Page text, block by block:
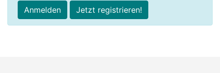
Anmelden Jetzt registrieren!